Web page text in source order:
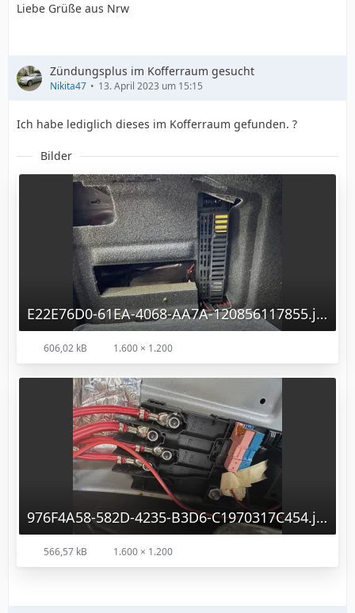
Liebe Grüße aus Nrw
Zündungsplus im Kofferraum gesucht
Nikita47 13. April 2023 um 15:15
Ich habe lediglich dieses im Kofferraum gefunden. ?
Bilder
E22E76D0-61EA-4068-AA7A-120856117855.jpg
606,02 kB 1.600 × 1.200
976F4A58-582D-4235-B3D6-C1970317C454.jpg
566,57 kB 1.600 × 1.200